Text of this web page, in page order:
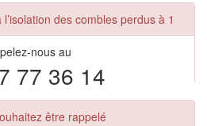
des combles perdus à 1
nous au
77 36 14
être rappelé